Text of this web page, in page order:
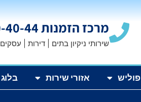
מרכז הזמנות 1800-80-40-44
שירותי ניקיון בתים | דירות | עסקים
פוליש אזורי שירות בלוג